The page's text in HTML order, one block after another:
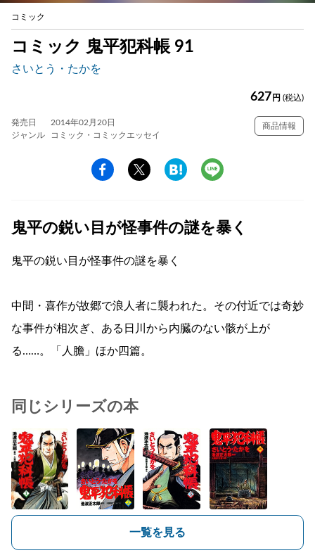
コミック
コミック 鬼平犯科帳 91
さいとう・たかを
627 円 (税込)
発売日
2014年02月20日
ジャンル
コミック・コミックエッセイ
商品情報
鬼平の鋭い目が怪事件の謎を暴く
鬼平の鋭い目が怪事件の謎を暴く
中間・喜作が故郷で浪人者に襲われた。その付近では奇妙
な事件が相次ぎ、ある日川から内臓のない骸が上が
る……。「人膽」ほか四篇。
同じシリーズの本
一覧を見る